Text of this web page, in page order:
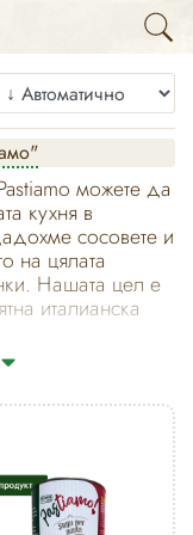
можете да
кухня в
сосовете и
на цялата
Нашата цел е
италианска
- защото
в нея има паста.